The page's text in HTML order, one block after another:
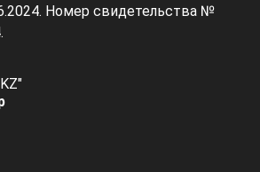
Номер свидетельства №